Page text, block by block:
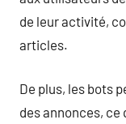
de leur activité,
articles.
De plus, les bots
des annonces, ce